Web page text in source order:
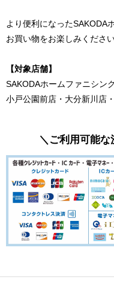
より便利になったSAKODA
お買い物をお楽しみください
【対象店舗】
SAKODAホームファニシン
小戸公園前店・大分新川店
＼ご利用可能